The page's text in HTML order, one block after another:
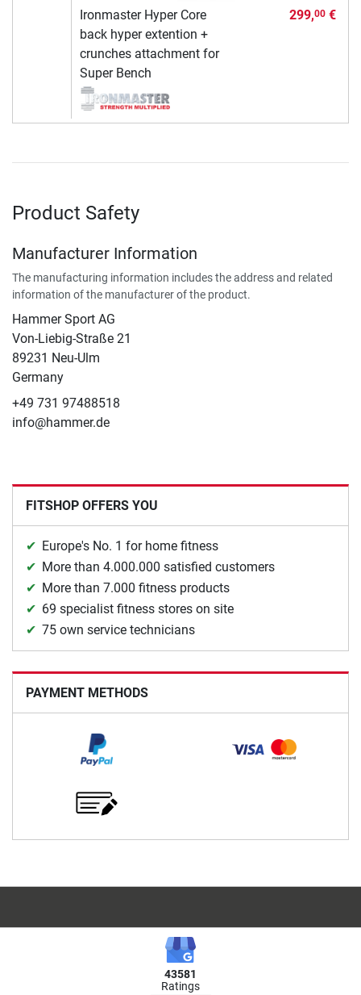
Ironmaster Hyper Core
back hyper extention +
crunches attachment for
Super Bench
299,00€
Product Safety
Manufacturer Information
The manufacturing information includes the address and related
information of the manufacturer of the product.
Hammer Sport AG
Von-Liebig-Straße 21
89231 Neu-Ulm
Germany
+49 731 97488518
info@hammer.de
FITSHOP OFFERS YOU
Europe's No. 1 for home fitness
More than 4.000.000 satisfied customers
More than 7.000 fitness products
69 specialist fitness stores on site
75 own service technicians
PAYMENT METHODS
43581
Ratings